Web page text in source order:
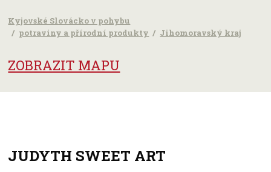
Kyjovské Slovácko v pohybu
potraviny a přírodní produkty
Jihomoravský kraj
ZOBRAZIT MAPU
JUDYTH SWEET ART